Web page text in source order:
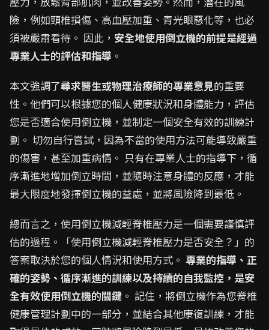
險，例如頸椎損傷、高血壓加重、青光眼惡化等，也必
須被嚴肅看待。 因此， 安全地使用倒立機的前提是經過
專業人士的評估和指導 。
本文強調了尋求醫生或物理治療師的專業意見的重要
性。他們可以根據您的個人健康狀況和身體能力，評估
您是否適合使用倒立機，並制定一個安全有效的訓練計
劃。 切勿自行嘗試，因為不當的使用方法可能導致嚴重
的傷害，甚至加重病情。 只有在專業人士的指導下，循
序漸進地增加倒立時間，並隨時注意身體的反應，才能
最大限度地發揮倒立機的益處，並將風險降到最低。
總而言之，使用倒立機減輕脊椎壓力是一個需要謹慎評
估的過程。「使用倒立機減輕脊椎壓力是否安全？」的
答案取決於您的個人情況和使用方式。 專業的指導、正
確的姿勢、循序漸進的訓練以及持續的自我監控，是安
全有效使用倒立機的關鍵 。 記住，將倒立機作為您脊椎
健康管理計劃中的一部分，並結合其他康復訓練，才能